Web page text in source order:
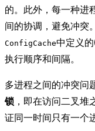
的。此外，每一种进
间的协调，避免冲
ConfigCache中定义
执行顺序和间隔。
多进程之间的冲突问
锁 ，即在访问二叉
证同一时间只有一个